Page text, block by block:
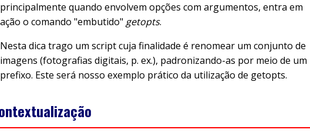
principalmente quando envolvem opções com argumentos, entra em
ação o comando "embutido" getopts.
Nesta dica trago um script cuja finalidade é renomear um conjunto de
imagens (fotografias digitais, p. ex.), padronizando-as por meio de um
prefixo. Este será nosso exemplo prático da utilização de getopts.